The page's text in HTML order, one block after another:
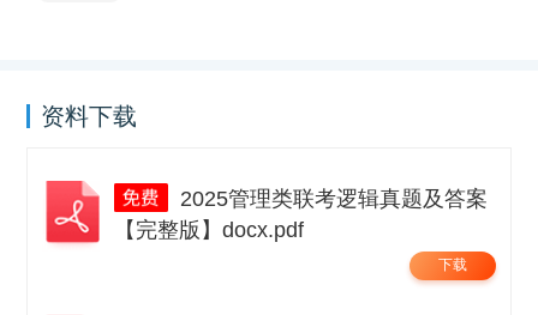
资料下载
【完整版】docx.pdf
下载